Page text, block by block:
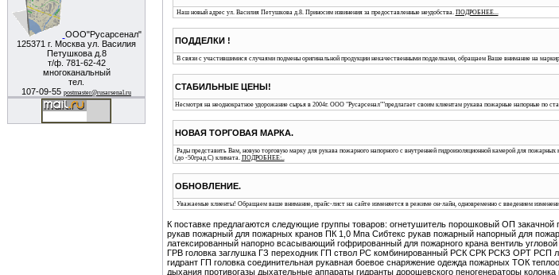
ООО"Русарсенал"
125371 г. Москва ул. Василия
Петушкова д.8
т/ф. 781-62-42
многоканальный
тел.
107-09-55 postmaster@rusarsenal.ru
Наш новый адрес ул. Василия Петушкова д.8. Приносим извинения за предоставленные неудобства. ПОДРОБНЕЕ...
ПОДДЕЛКИ !
В связи с участившимися случаями подмены оригинальной продукции некачественными подделками, обращаем Ваше внимание на
СТАБИЛЬНЫЕ ЦЕНЫ!
Несмотря на неоднократное удорожание сырья в 2004г. ООО "Русарсенал""предлагает своим клиентам рукава пожарные напорные по
НОВАЯ ТОРГОВАЯ МАРКА.
Рады представить Вам, новую торговую марку для рукава пожарного напорного с внутренней гидроизоляционной камерой для
(до -50град.С) климата. ПОДРОБНЕЕ:..
ОБНОВЛЕНИЕ.
Уважаемые клиенты! Обращаем ваше внимание, прайс-лист на сайте изменяется в режиме он-лайн, одновременно с введением
К поставке предлагаются следующие группы товаров: огнетушитель порошковый ОП
рукав пожарный для пожарных кранов ПК 1,0 Мпа Сибтекс рукав пожарный напорный для
латексированный напорно всасывающий гофрированный для пожарного крана вентиль
ГРВ головка заглушка ГЗ переходник ГП ствол РС комбинированный РСК СРК РСКЗ ОРТ
гидрант ГП головка соединительная рукавная боевое снаряжение одежда пожарных ТОК
дыхания противогазы дыхательные аппараты гидранты дорошевского пеногенераторы